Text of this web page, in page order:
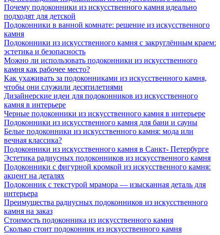
Почему подоконники из искусственного камня идеально
подходят для детской
Подоконники в ванной комнате: решение из искусственного
камня
Подоконники из искусственного камня с закруглённым краем:
эстетика и безопасность
Можно ли использовать подоконники из искусственного
камня как рабочее место?
Как ухаживать за подоконниками из искусственного камня,
чтобы они служили десятилетиями
Дизайнерские идеи для подоконников из искусственного
камня в интерьере
Черные подоконники из искусственного камня в интерьере
Подоконники из искусственного камня для бани и сауны
Белые подоконники из искусственного камня: мода или
вечная классика?
Подоконники из искусственного камня в Санкт- Петербурге
Эстетика радиусных подоконников из искусственного камня
Подоконники с фигурной кромкой из искусственного камня:
акцент на деталях
Подоконник с текстурой мрамора — изысканная деталь для
интерьера
Преимущества радиусных подоконников из искусственного
камня на заказ
Стоимость подоконника из искусственного камня
Сколько стоит подоконник из искусственного камня